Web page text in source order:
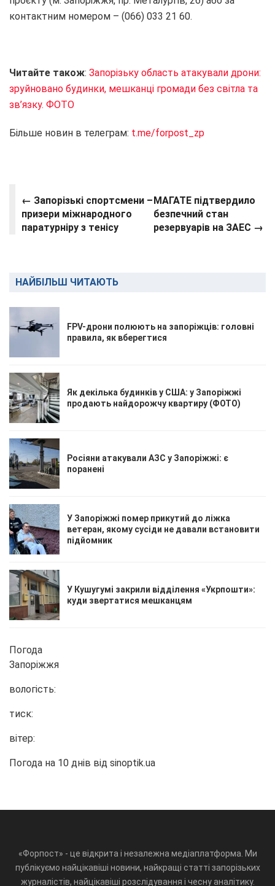
контактним номером – (066) 033 21 60.
Читайте також: Запорізьку область атакували дрони:
зруйновано будинки, мешканці громади без світла та
зв’язку. ФОТО
Більше новин в телеграм: t.me/forpost_zp
← Запорізькі спортсмени –
призери міжнародного
паратурніру з тенісу
МАГАТЕ підтвердило
безпечний стан
резервуарів на ЗАЕС →
НАЙБІЛЬШ ЧИТАЮТЬ
FPV-дрони полюють на запоріжців: головні
правила, як вберегтися
Як декілька будинків у США: у Запоріжжі
продають найдорожчу квартиру (ФОТО)
Росіяни атакували АЗС у Запоріжжі: є
поранені
У Запоріжжі помер прикутий до ліжка
ветеран, якому сусіди не давали встановити
підйомник
У Кушугумі закрили відділення «Укрпошти»:
куди звертатися мешканцям
Погода
Запоріжжя
вологість:
тиск:
вітер:
Погода на 10 днів від sinoptik.ua
«Форпост» - це відкрита і незалежна медіаплатформа. Ми
публікуємо найцікавіші новини, найкращі статті запорізьких
журналістів, найцікавіші розслідування і чесну аналітику.